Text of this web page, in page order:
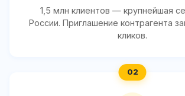
1,5 млн клиентов — крупнейшая
России. Приглашение контрагента
кликов.